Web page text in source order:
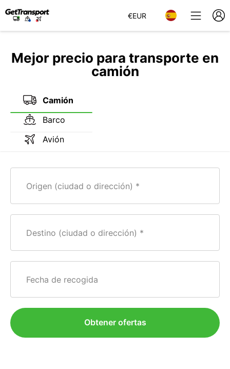
€EUR
Mejor precio para transporte en
camión
Camión
Barco
Avión
Origen (ciudad o dirección)
Destino (ciudad o dirección)
Fecha de recogida
Obtener ofertas